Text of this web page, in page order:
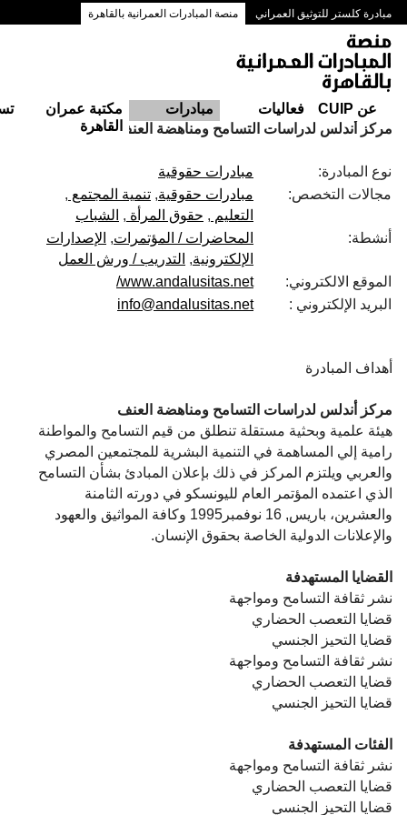
مبادرة كلستر للتوثيق العمراني منصة المبادرات العمرانية بالقاهرة
ممرات وسط البلد بالقاهرة
عن CUIP فعاليات مبادرات
مكتبة عمران
القاهرةمركز أندلس لدراسات التسامح ومناهضة العنف
نوع المبادرة:
مبادرات حقوقية
مجالات التخصص:
مبادرات حقوقية تنمية المجتمع
التعليم
حقوق المرأة
الشباب
أنشطة:
المحاضرات / المؤتمرات
الإصدارات
الإلكترونية
التدريب / ورش العمل
الموقع الالكتروني:
www.andalusitas.net/
البريد الإلكتروني :
info@andalusitas.net
أهداف المبادرة
مركز أندلس لدراسات التسامح ومناهضة العنف
هيئة علمية وبحثية مستقلة تنطلق من قيم التسامح والمواطنة
رامية إلي المساهمة في التنمية البشرية للمجتمعين المصري
والعربي ويلتزم المركز في ذلك بإعلان المبادئ بشأن التسامح
الذي اعتمده المؤتمر العام لليونسكو في دورته الثامنة
والعشرين، باريس, 16 نوفمبر1995 وكافة المواثيق والعهود
والإعلانات الدولية الخاصة بحقوق الإنسان.
القضايا المستهدفة
نشر ثقافة التسامح ومواجهة
قضايا التعصب الحضاري
قضايا التحيز الجنسي
نشر ثقافة التسامح ومواجهة
قضايا التعصب الحضاري
قضايا التحيز الجنسي
الفئات المستهدفة
نشر ثقافة التسامح ومواجهة
قضايا التعصب الحضاري
قضايا التحيز الجنسي